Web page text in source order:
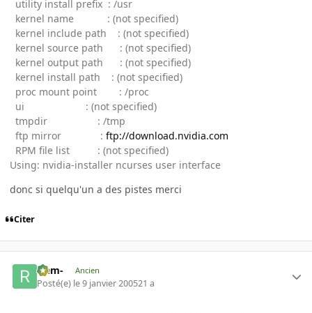
utility install prefix : /usr
kernel name : (not specified)
kernel include path : (not specified)
kernel source path : (not specified)
kernel output path : (not specified)
kernel install path : (not specified)
proc mount point : /proc
ui : (not specified)
tmpdir : /tmp
ftp mirror : ftp://download.nvidia.com
RPM file list : (not specified)
Using: nvidia-installer ncurses user interface
donc si quelqu'un a des pistes merci
Citer
-rem- Ancien
Posté(e) le 9 janvier 200521 a